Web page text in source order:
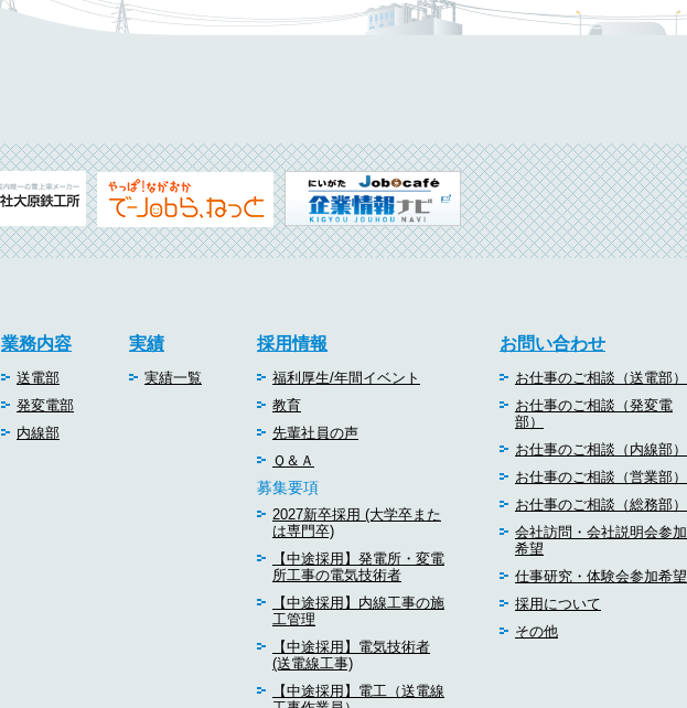
業務内容
送電部
発変電部
内線部
実績
実績一覧
採用情報
福利厚生/年間イベント
教育
先輩社員の声
Ｑ＆Ａ
募集要項
2027新卒採用 (大学卒また
は専門卒)
【中途採用】発電所・変電
所工事の電気技術者
【中途採用】内線工事の施
工管理
【中途採用】電気技術者
(送電線工事)
【中途採用】電工（送電線
お問い合わせ
お仕事のご相談（送電部）
お仕事のご相談（発変電
部）
お仕事のご相談（内線部）
お仕事のご相談（営業部）
お仕事のご相談（総務部）
会社訪問・会社説明会参加
希望
仕事研究・体験会参加希望
採用について
その他